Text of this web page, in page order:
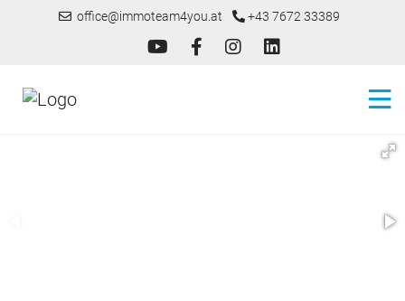
office@immoteam4you.at +43 7672 33389